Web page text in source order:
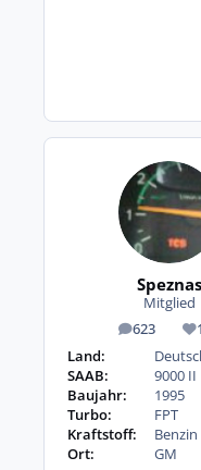
Speznas
Mitglied
623
Beiträge
Land:
SAAB:
9000 II
Baujahr:
1995
Turbo:
FPT
Kraftstoff:
Benzin
Ort:
GM